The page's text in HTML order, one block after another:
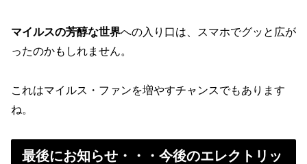
マイルスの芳醇な世界への入り口は、スマホでグッと広が
ったのかもしれません。
これはマイルス・ファンを増やすチャンスでもあります
ね。
最後にお知らせ・・・今後のエレクトリッ